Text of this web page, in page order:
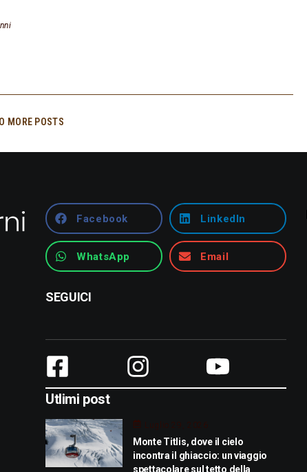
MORE POSTS
Facebook LinkedIn
WhatsApp Email
SEGUICI
Utlimi post
Luglio 29, 2026
Monte Titlis, dove il cielo
incontra il ghiaccio: un viaggio
spettacolare sul tetto della